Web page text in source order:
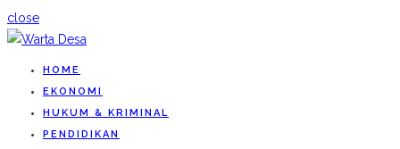
close
HOME
EKONOMI
HUKUM & KRIMINAL
PENDIDIKAN